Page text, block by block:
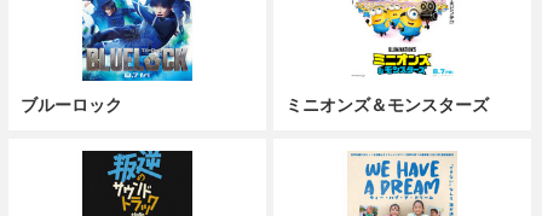
ブルーロック ミニオンズ＆モンスターズ